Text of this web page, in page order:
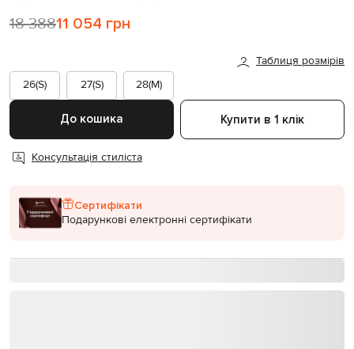
18 38811 054 грн
Таблиця розмірів
26(S)
27(S) 28(M)
До кошика Купити в 1 клік
Консультація стиліста
Сертифікати
Подарункові електронні сертифікати